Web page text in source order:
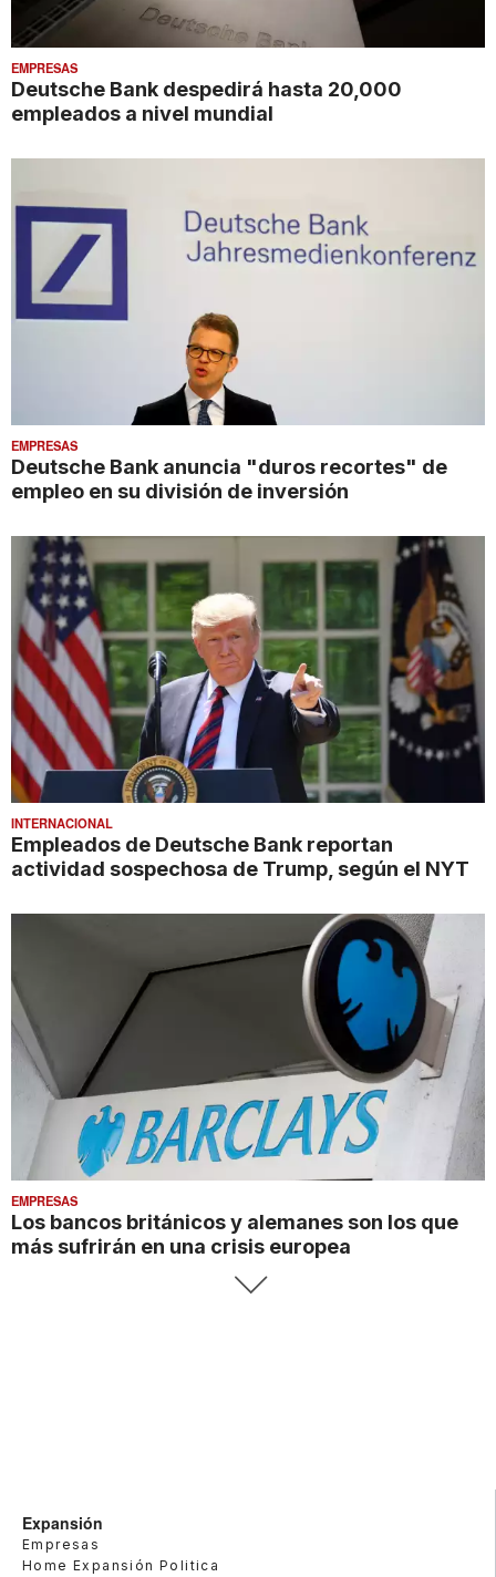
EMPRESAS
Deutsche Bank despedirá hasta 20,000
empleados a nivel mundial
EMPRESAS
Deutsche Bank anuncia "duros recortes" de
empleo en su división de inversión
INTERNACIONAL
Empleados de Deutsche Bank reportan
actividad sospechosa de Trump, según el NYT
EMPRESAS
Los bancos británicos y alemanes son los que
más sufrirán en una crisis europea
Expansión
Empresas
Home Expansión Politica